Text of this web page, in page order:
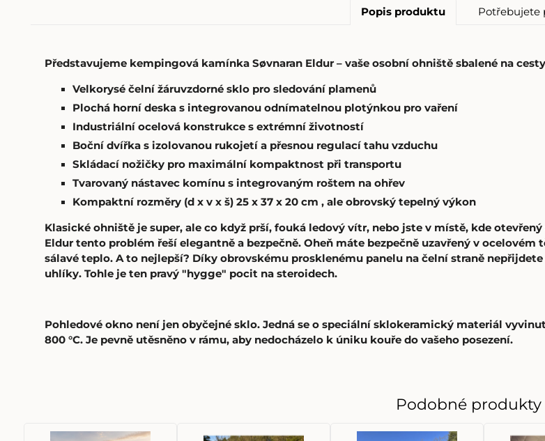
Popis produktu Potřebujete
Představujeme kempingová kamínka Søvnaran Eldur – vaše osobní ohniště sbalené na
Velkorysé čelní žáruvzdorné sklo pro sledování plamenů
Plochá horní deska s integrovanou odnímatelnou plotýnkou pro vaření
Industriální ocelová konstrukce s extrémní životností
Boční dvířka s izolovanou rukojetí a přesnou regulací tahu vzduchu
Skládací nožičky pro maximální kompaktnost při transportu
Tvarovaný nástavec komínu s integrovaným roštem na ohřev
Kompaktní rozměry (d x v x š) 25 x 37 x 20 cm , ale obrovský tepelný výkon
Klasické ohniště je super, ale co když prší, fouká ledový vítr, nebo jste v místě, kde
Eldur tento problém řeší elegantně a bezpečně. Oheň máte bezpečně uzavřený v
sálavé teplo. A to nejlepší? Díky obrovskému prosklenému panelu na čelní straně
uhlíky. Tohle je ten pravý "hygge" pocit na steroidech.
Pohledové okno není jen obyčejné sklo. Jedná se o speciální sklokeramický materiál
800 °C. Je pevně utěsněno v rámu, aby nedocházelo k úniku kouře do vašeho posezení.
Podobné produkty